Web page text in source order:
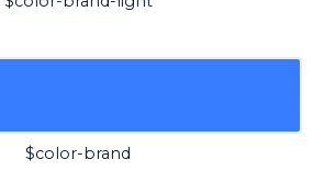
$color-brand